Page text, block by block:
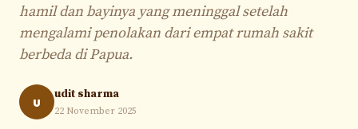
hamil dan bayinya yang meninggal setelah
mengalami penolakan dari empat rumah sakit
berbeda di Papua.
u udit sharma
22 November 2025